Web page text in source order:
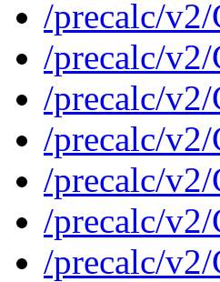
/precalc/
/precalc/
/precalc/
/precalc/
/precalc/
/precalc/
/precalc/